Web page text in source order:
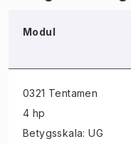
Modul
0321 Tentamen
4 hp
Betygsskala: UG